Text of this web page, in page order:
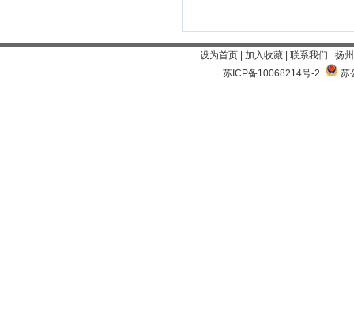
设为首页 | 加入收藏 | 联系我们 扬
苏ICP备10068214号-2
苏